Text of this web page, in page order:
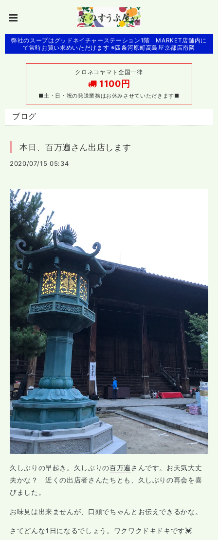
弊社のスープはグッドネイチャーステーション1階 MARKET店舗内に
て常時お買い求めいただけます ※四条河原町高島屋京都店南隣
クロネコヤマト全国一律
1100円
■土・日・祝の発送業務はお休みさせていただきます■
ブログ
本日、百万遍さん出店します
2020/07/15 05:34
久しぶりの早起き。久しぶりの百万遍さんです。お天気大丈
夫かな？ 近くの出店者さんたちとも、久しぶりの再会を喜
びました。
お味見は出来ませんが、口頭でちゃんとお伝えできるかな。
さてどんな1日になるでしょう。ワクワクドキドキです💓